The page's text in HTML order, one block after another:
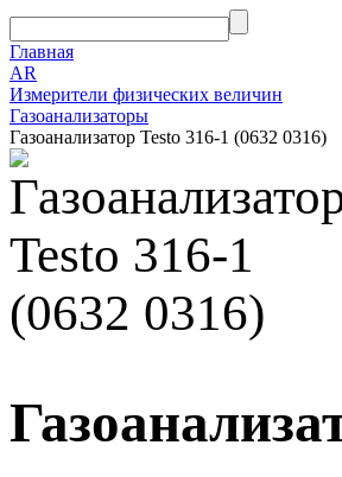
Главная
AR
Измерители физических величин
Газоанализаторы
Газоанализатор Testo 316-1 (0632 0316)